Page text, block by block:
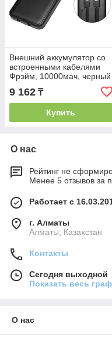
Внешний аккумулятор со
встроенными кабелями
Фрэйм, 10000мач, черный
9 162 ₸
Купить
О нас
Рейтинг не
Менее 5 отзывов за
Работает с
г. Алматы
Алматы, Казахстан
Контакты
Сегодня выходной
Показать весь
О нас